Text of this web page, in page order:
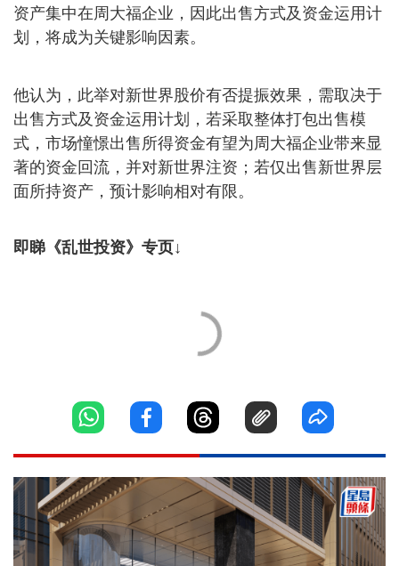
资产集中在周大福企业，因此出售方式及资金运用计
划，将成为关键影响因素。
他认为，此举对新世界股价有否提振效果，需取决于
出售方式及资金运用计划，若采取整体打包出售模
式，市场憧憬出售所得资金有望为周大福企业带来显
著的资金回流，并对新世界注资；若仅出售新世界层
面所持资产，预计影响相对有限。
即睇《乱世投资》专页↓